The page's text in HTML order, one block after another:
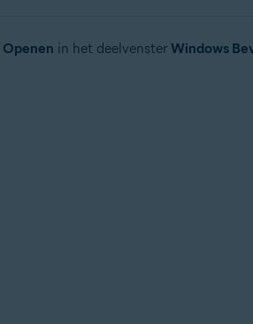
Openen in het deelvensterWindows